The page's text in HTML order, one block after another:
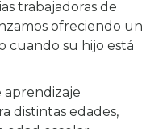
trabajadoras de
ofreciendo un
cuando su hijo está
aprendizaje
distintas edades,